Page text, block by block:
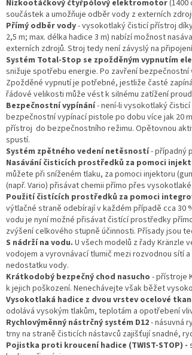
Nízkootáčkový čtyřpólový elektromotor
součástek a umožňuje odběr vody z externích
Přímý odběr vody- vysokotlaký čisticí přístroj
2,5 m; max. délka hadice 3 m) nabízí možnost
externích zdrojů. Stroj tedy není závyslý na
Systém Total-Stop se zpožděným vypnutím
snižuje spotřebu energie. Po zavření
Zpožděné vypnutí je potřebné, jestliže časté
řádové velikosti může vést k silnému zatížení
Bezpečnostní vypínání- není-li vysokotlaký
bezpečnostní vypínací pistole po dobu více jak 20
přístroj do bezpečnostního režimu. Opětovnou
spustí.
Systém zpětného vedení netěsností- případný
Nasávání čisticích prostředků za pomoci
můžete při sníženém tlaku, za pomoci injektoru
(např. Vario) přisávat chemii přímo přes
Použití čistících prostředků za pomoci
výtlačné straně odebírají v každém případě cca 30
vodu je nyní možné přisávat čistící prostředky
zvýšení celkového stupně účinnosti. Přísady jsou
S nádrží na vodu. U všech modelů z řady Kränzle
vodojem a vyrovnávací tlumič mezi rozvodnou sítí
nedostatku vody.
Krátkodobý bezpečný chod nasucho - přístroje
k jejich poškození. Nenechávejte však běžet
Vysokotlaká hadice z dvou vrstev ocelové
odolává vysokým tlakům, teplotám a opotřebení
Rychlovýměnný nástrčný systém D12- násuvná
trny na straně čisticích nástavců zajišťují snadné,
Pojistka proti kroucení hadice (TWIST-STOP) -